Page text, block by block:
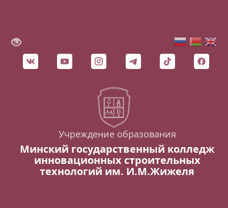
Учреждение образования
Минский государственный колледж
инновационных строительных
технологий им. И.М.Жижеля